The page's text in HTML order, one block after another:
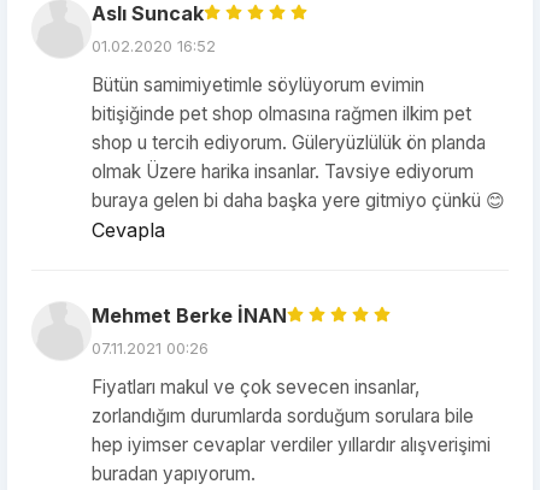
Aslı Suncak
01.02.2020 16:52
Bütün samimiyetimle söylüyorum evimin
bitişiğinde pet shop olmasına rağmen ilkim pet
shop u tercih ediyorum. Güleryüzlülük ön planda
olmak Üzere harika insanlar. Tavsiye ediyorum
buraya gelen bi daha başka yere gitmiyo çünkü 😊
Cevapla
Mehmet Berke İNAN
07.11.2021 00:26
Fiyatları makul ve çok sevecen insanlar,
zorlandığım durumlarda sorduğum sorulara bile
hep iyimser cevaplar verdiler yıllardır alışverişimi
buradan yapıyorum.